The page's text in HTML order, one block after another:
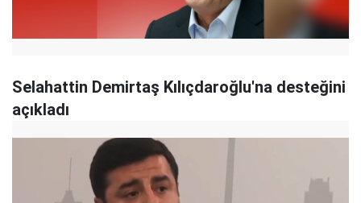
Selahattin Demirtaş Kılıçdaroğlu'na desteğini
açıkladı